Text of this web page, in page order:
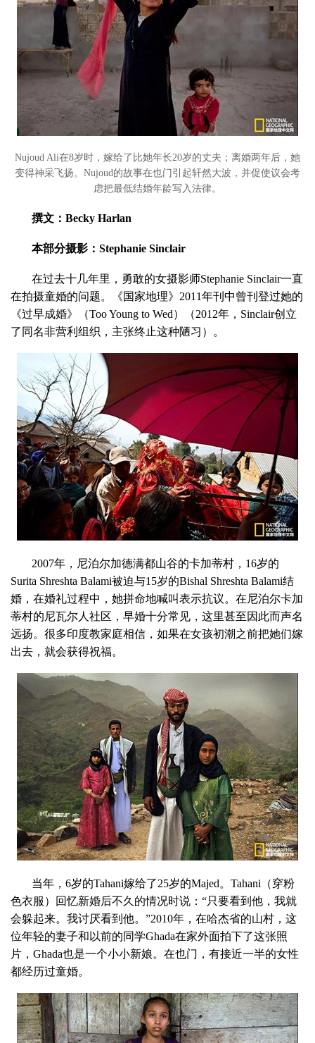
Nujoud Ali在8岁时，嫁给了比她年长20岁的丈夫；离婚两年后，她
变得神采飞扬。Nujoud的故事在也门引起轩然大波，并促使议会考
虑把最低结婚年龄写入法律。
撰文：Becky Harlan
本部分摄影：Stephanie Sinclair
在过去十几年里，勇敢的女摄影师Stephanie Sinclair一直
在拍摄童婚的问题。《国家地理》2011年刊中曾刊登过她的
《过早成婚》（Too Young to Wed）（2012年，Sinclair创立
了同名非营利组织，主张终止这种陋习）。
2007年，尼泊尔加德满都山谷的卡加蒂村，16岁的
Surita Shreshta Balami被迫与15岁的Bishal Shreshta Balami结
婚，在婚礼过程中，她拼命地喊叫表示抗议。在尼泊尔卡加
蒂村的尼瓦尔人社区，早婚十分常见，这里甚至因此而声名
远扬。很多印度教家庭相信，如果在女孩初潮之前把她们嫁
出去，就会获得祝福。
当年，6岁的Tahani嫁给了25岁的Majed。Tahani（穿粉
色衣服）回忆新婚后不久的情况时说：“只要看到他，我就
会躲起来。我讨厌看到他。”2010年，在哈杰省的山村，这
位年轻的妻子和以前的同学Ghada在家外面拍下了这张照
片，Ghada也是一个小小新娘。在也门，有接近一半的女性
都经历过童婚。